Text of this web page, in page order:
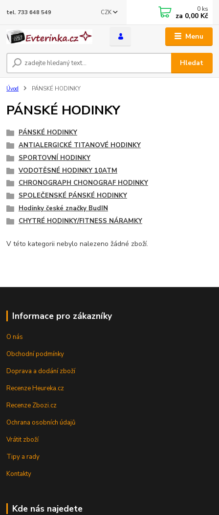
Menu
CZK
Hledat
tel. 733 648 549 0 ks
za 0,00 Kč
Úvod PÁNSKÉ HODINKY
PÁNSKÉ HODINKY
PÁNSKÉ HODINKY
ANTIALERGICKÉ TITANOVÉ HODINKY
SPORTOVNÍ HODINKY
VODOTĚSNÉ HODINKY 10ATM
CHRONOGRAPH CHONOGRAF HODINKY
SPOLEČENSKÉ PÁNSKÉ HODINKY
Hodinky české značky BudIN
CHYTRÉ HODINKY/FITNESS NÁRAMKY
V této kategorii nebylo nalezeno žádné zboží.
Informace pro zákazníky
O nás
Obchodní podmínky
Doprava a dodání zboží
Recenze Heureka.cz
Recenze Zbozi.cz
Ochrana osobních údajů
Vrátit zboží
Tipy a rady
Kontakty
Kde nás najedete